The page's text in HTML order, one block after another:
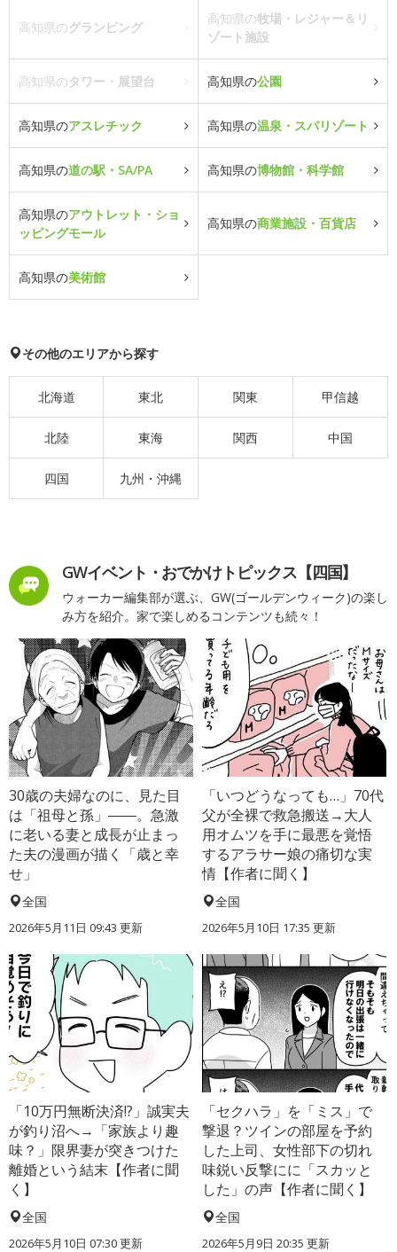
高知県のグランピング
高知県の牧場・レジャー＆リ
ゾート施設
高知県のタワー・展望台 高知県の公園
高知県のアスレチック 高知県の温泉・スパリゾート
高知県の道の駅・SA/PA 高知県の博物館・科学館
高知県のアウトレット・ショ
ッピングモール
高知県の商業施設・百貨店
高知県の美術館
その他のエリアから探す
北海道 東北 関東 甲信越
北陸 東海 関西 中国
四国 九州・沖縄
GWイベント・おでかけトピックス【四国】
ウォーカー編集部が選ぶ、GW(ゴールデンウィーク)の楽し
み方を紹介。家で楽しめるコンテンツも続々！
30歳の夫婦なのに、見た目
は「祖母と孫」――。急激
に老いる妻と成長が止まっ
た夫の漫画が描く「歳と幸
せ」
全国
2026年5月11日 09:43 更新
「いつどうなっても…」70代
父が全裸で救急搬送→大人
用オムツを手に最悪を覚悟
するアラサー娘の痛切な実
情【作者に聞く】
全国
2026年5月10日 17:35 更新
「10万円無断決済!?」誠実夫
が釣り沼へ→「家族より趣
味？」限界妻が突きつけた
離婚という結末【作者に聞
く】
全国
2026年5月10日 07:30 更新
「セクハラ」を「ミス」で
撃退？ツインの部屋を予約
した上司、女性部下の切れ
味鋭い反撃にに「スカッと
した」の声【作者に聞く】
全国
2026年5月9日 20:35 更新